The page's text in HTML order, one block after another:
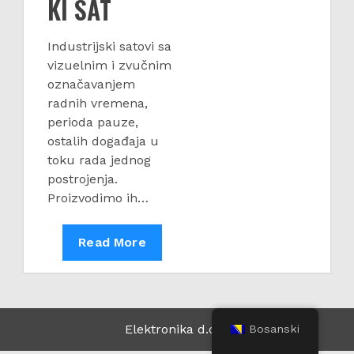
KI SAT
Industrijski satovi sa
vizuelnim i zvučnim
označavanjem
radnih vremena,
perioda pauze,
ostalih događaja u
toku rada jednog
postrojenja.
Proizvodimo ih…
INDUSTRIJSKI
SAT
Read More
Elektronika d.o.o. Bosanski